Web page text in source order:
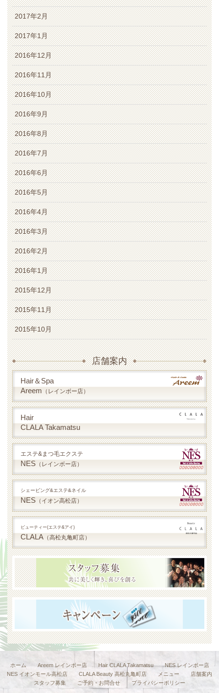
2017年2月
2017年1月
2016年12月
2016年11月
2016年10月
2016年9月
2016年8月
2016年7月
2016年6月
2016年5月
2016年4月
2016年3月
2016年2月
2016年1月
2015年12月
2015年11月
2015年10月
店舗案内
Hair＆Spa
Areem （レインボー店）
Hair
CLALA Takamatsu
エステ&まつ毛エクステ
NES （レインボー店）
シェービング&エステ&ネイル
NES （イオン高松店）
ビューティー(エステ&アイ)
CLALA （高松丸亀町店）
ホーム Areem レインボー店 Hair CLALA Takamatsu
NES レインボー店
NES イオンモール高松店
CLALA Beauty 高松丸亀町店 メニュー
店舗案内
スタッフ募集
ご予約・お問合せ プライバシーポリシー